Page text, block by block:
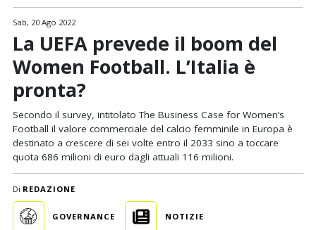
Sab, 20 Ago 2022
La UEFA prevede il boom del
Women Football. L’Italia è
pronta?
Secondo il survey, intitolato The Business Case for Women’s
Football il valore commerciale del calcio femminile in Europa è
destinato a crescere di sei volte entro il 2033 sino a toccare
quota 686 milioni di euro dagli attuali 116 milioni.
Di REDAZIONE
GOVERNANCE NOTIZIE